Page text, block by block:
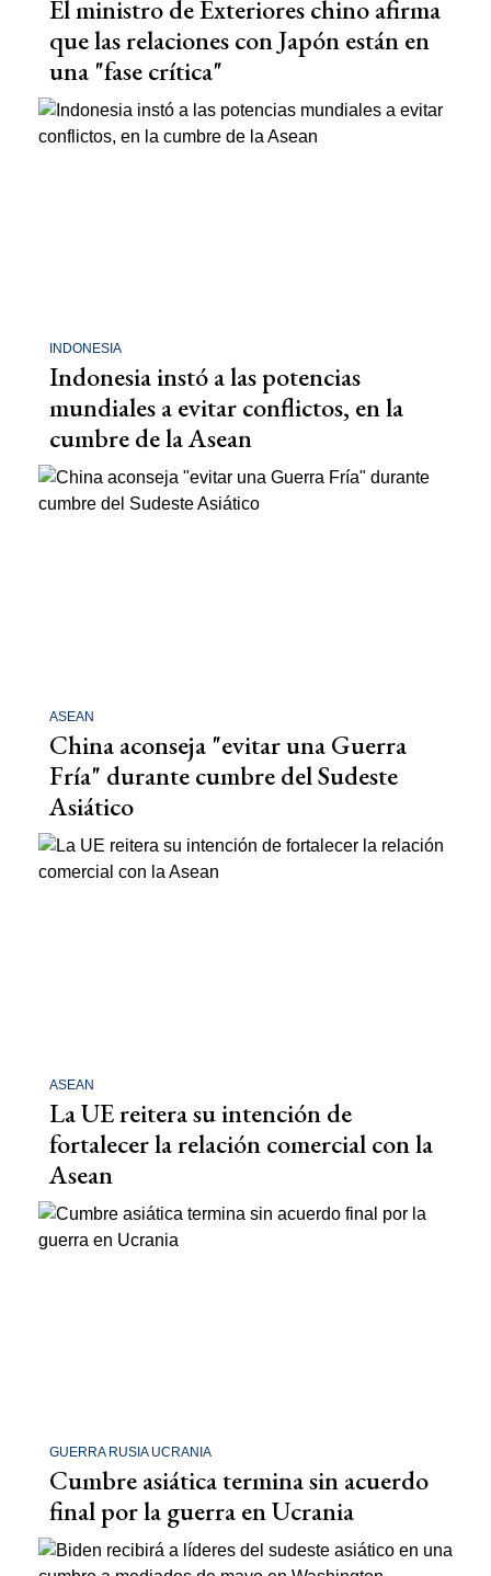
El ministro de Exteriores chino afirma
que las relaciones con Japón están en
una "fase crítica"
INDONESIA
Indonesia instó a las potencias
mundiales a evitar conflictos, en la
cumbre de la Asean
ASEAN
China aconseja "evitar una Guerra
Fría" durante cumbre del Sudeste
Asiático
ASEAN
La UE reitera su intención de
fortalecer la relación comercial con la
Asean
GUERRA RUSIA UCRANIA
Cumbre asiática termina sin acuerdo
final por la guerra en Ucrania